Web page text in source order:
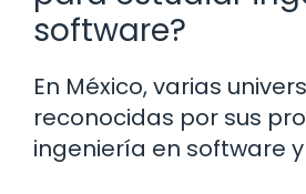
software?
En México, varias
reconocidas por sus
ingeniería en software